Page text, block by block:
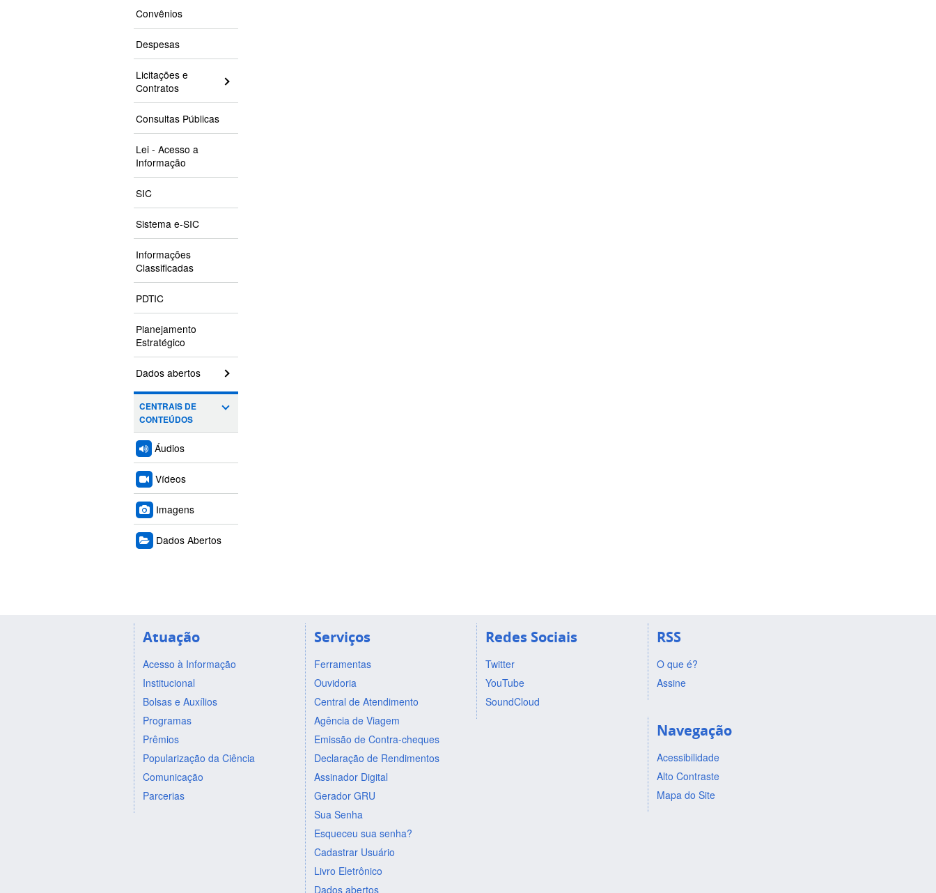
Convênios
Despesas
Licitações e
Contratos
Consultas Públicas
Lei - Acesso a
Informação
SIC
Sistema e-SIC
Informações
Classificadas
PDTIC
Planejamento
Estratégico
Dados abertos
CENTRAIS DE
CONTEÚDOS
Áudios
Vídeos
Imagens
Dados Abertos
Atuação
Acesso à Informação
Institucional
Bolsas e Auxílios
Programas
Prêmios
Popularização da Ciência
Comunicação
Parcerias
Serviços
Ferramentas
Ouvidoria
Central de Atendimento
Agência de Viagem
Emissão de Contra-cheques
Declaração de Rendimentos
Assinador Digital
Gerador GRU
Sua Senha
Esqueceu sua senha?
Cadastrar Usuário
Livro Eletrônico
Dados abertos
Redes Sociais
Twitter
YouTube
SoundCloud
RSS
O que é?
Assine
Navegação
Acessibilidade
Alto Contraste
Mapa do Site